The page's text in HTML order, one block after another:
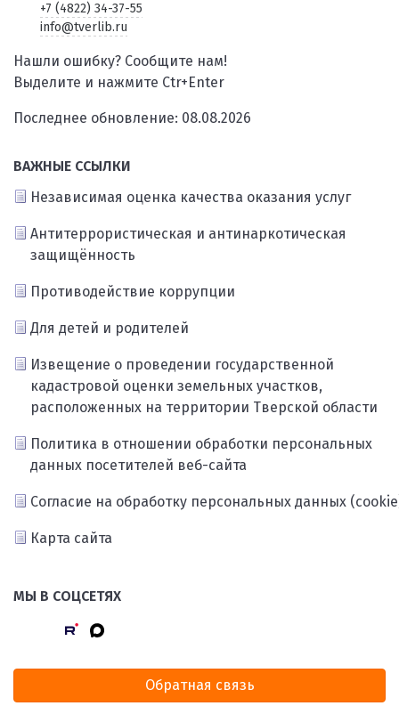
+7 (4822) 34-37-55
info@tverlib.ru
Нашли ошибку? Сообщите нам!
Выделите и нажмите Ctr+Enter
Последнее обновление: 08.08.2026
ВАЖНЫЕ ССЫЛКИ
Независимая оценка качества оказания услуг
Антитеррористическая и антинаркотическая
защищённость
Противодействие коррупции
Для детей и родителей
Извещение о проведении государственной
кадастровой оценки земельных участков,
расположенных на территории Тверской области
Политика в отношении обработки персональных
данных посетителей веб-сайта
Согласие на обработку персональных данных
Карта сайта
МЫ В СОЦСЕТЯХ
Обратная связь